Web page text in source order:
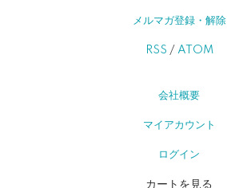
メルマガ登録・解除
RSS / ATOM
会社概要
マイアカウント
ログイン
カートを見る